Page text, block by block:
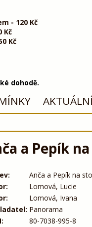
- 120 Kč
Kč
Kč
dohodě.
a Pepík
Anča a Pepík na
Lomová, Lucie
Lomová, Ivana
Panorama
80-7038-995-8